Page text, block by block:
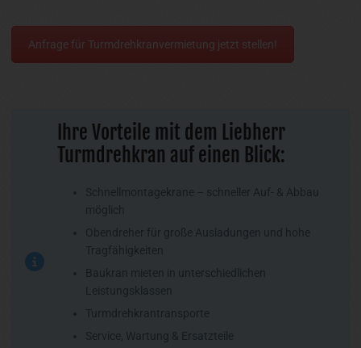
Anfrage für Turmdrehkranvermietung jetzt stellen!
Ihre Vorteile mit dem Liebherr
Turmdrehkran auf einen Blick:
Schnellmontagekrane – schneller Auf- & Abbau
möglich
Obendreher für große Ausladungen und hohe
Tragfähigkeiten
Baukran mieten in unterschiedlichen
Leistungsklassen
Turmdrehkrantransporte
Service, Wartung & Ersatzteile